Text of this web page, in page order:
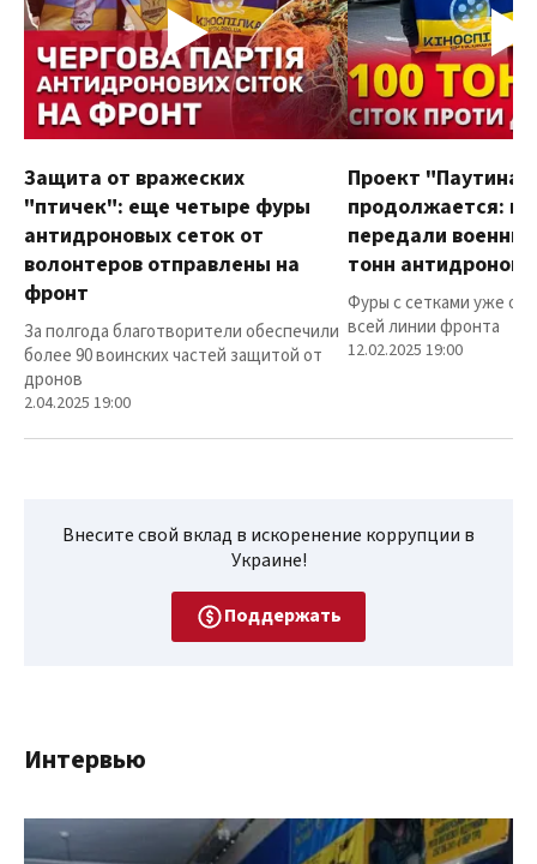
Защита от вражеских
"птичек": еще четыре фуры
антидроновых сеток от
волонтеров отправлены на
фронт
За полгода благотворители обеспечили
более 90 воинских частей защитой от
дронов
2.04.2025 19:00
Проект "Паутина"
продолжается:
передали
тонн
Фуры с сетками уже
всей линии фронта
12.02.2025 19:00
Внесите свой вклад в искоренение коррупции в
Украине!
Поддержать
Интервью